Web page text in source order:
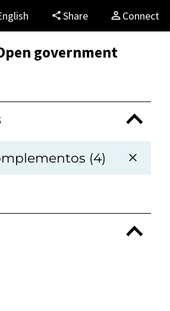
English Share Connect
government
(4)